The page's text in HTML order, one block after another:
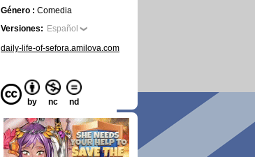
Género : Comedia
Versiones: Español
daily-life-of-sefora.amilova.com
by nc nd